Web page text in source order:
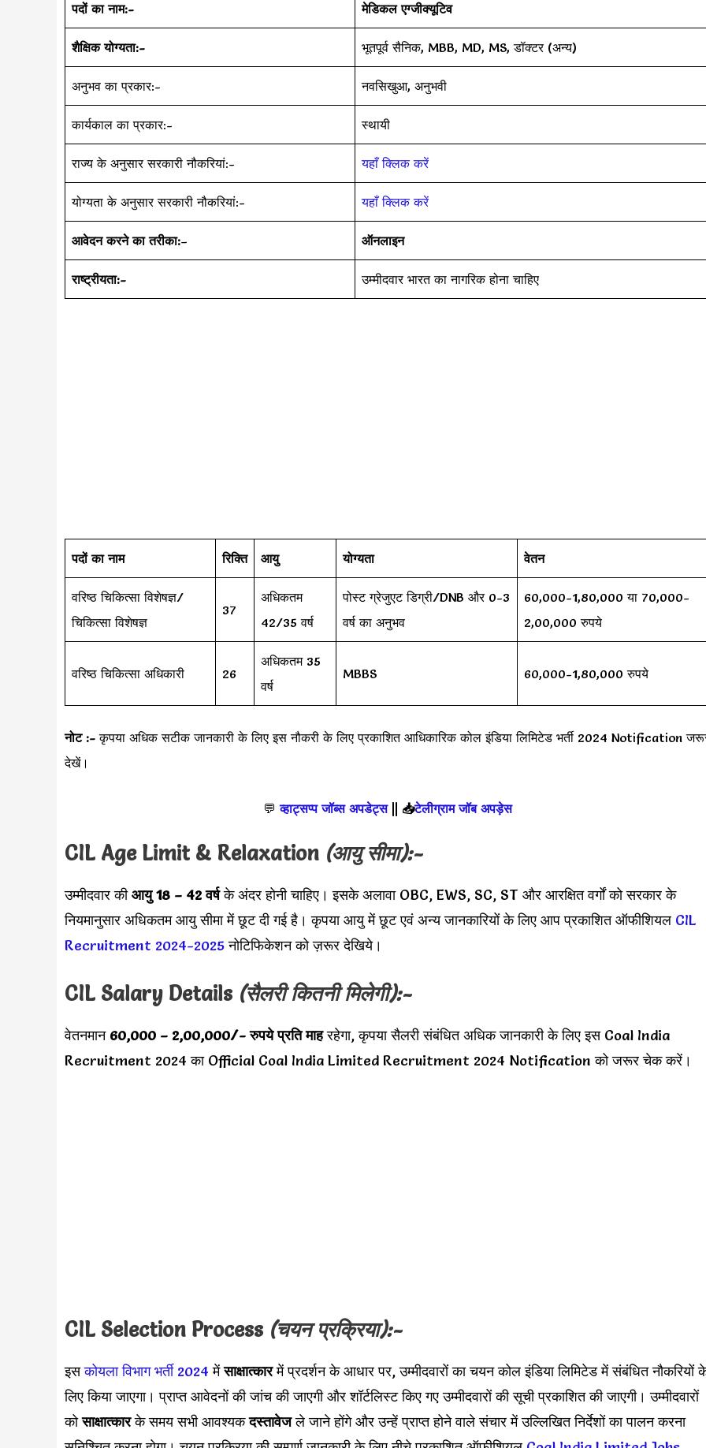
पदों का नाम:- मेडिकल एग्जीक्यूटिव
शैक्षिक योग्यता:- भूतपूर्व सैनिक, MBB, MD, MS, डॉक्टर (अन्य)
अनुभव का प्रकार:- नवसिखुआ, अनुभवी
कार्यकाल का प्रकार:- स्थायी
राज्य के अनुसार सरकारी नौकरियां:- यहाँ क्लिक करें
योग्यता के अनुसार सरकारी नौकरियां:- यहाँ क्लिक करें
आवेदन करने का तरीका:– ऑनलाइन
राष्ट्रीयता:- उम्मीदवार भारत का नागरिक होना चाहिए
पदों का नाम रिक्ति आयु योग्यता वेतन
वरिष्ठ चिकित्सा विशेषज्ञ/
चिकित्सा विशेषज्ञ
37
अधिकतम
42/35 वर्ष
पोस्ट ग्रेजुएट डिग्री/DNB और 0-3
वर्ष का अनुभव
60,000-1,80,000 या 70,000-
2,00,000 रुपये
वरिष्ठ चिकित्सा अधिकारी 26
अधिकतम 35
वर्ष
MBBS 60,000-1,80,000 रुपये
नोट :- कृपया अधिक सटीक जानकारी के लिए इस नौकरी के लिए प्रकाशित आधिकारिक कोल इंडिया लिमिटेड भर्ती 2024 Notification
देखें।
💬 व्हाट्सप्प जॉब्स अपडेट्स|| 📥टेलीग्राम जॉब अपड़ेस
CIL Age Limit & Relaxation (आयु सीमा):-
उम्मीदवार कीआयु 18 – 42 वर्षके अंदर होनी चाहिए। इसके अलावा OBC, EWS, SC, ST और आरक्षित वर्गों को सरकार के
नियमानुसार अधिकतम आयु सीमा में छूट दी गई है। कृपया आयु में छूट एवं अन्य जानकारियों के लिए आप प्रकाशित ऑफीशियल CIL
Recruitment 2024-2025नोटिफिकेशन को ज़रूर देखिये।
CIL Salary Details (सैलरी कितनी मिलेगी):-
वेतनमान 60,000 – 2,00,000/-रुपयेप्रति माहरहेगा, कृपया सैलरी संबंधित अधिक जानकारी के लिए इस Coal India
Recruitment 2024 का Official Coal India Limited Recruitment 2024 Notification को जरूर चेक करें।
CIL Selection Process (चयन प्रक्रिया):-
इसकोयला विभाग भर्ती 2024 मेंसाक्षात्कारमें प्रदर्शन के आधार पर, उम्मीदवारों का चयन कोल इंडिया लिमिटेड में संबंधित नौकरियों
लिए किया जाएगा। प्राप्त आवेदनों की जांच की जाएगी और शॉर्टलिस्ट किए गए उम्मीदवारों की सूची प्रकाशित की जाएगी। उम्मीदवारों
कोसाक्षात्कारके समय सभी आवश्यकदस्तावेजले जाने होंगे और उन्हें प्राप्त होने वाले संचार में उल्लिखित निर्देशों का पालन करना